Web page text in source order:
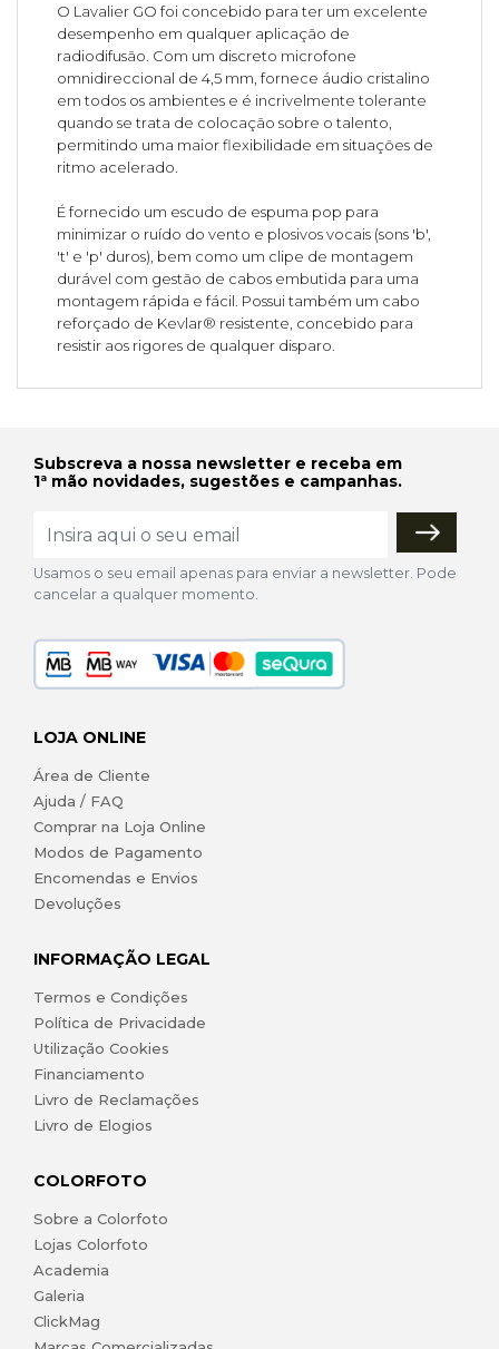
O Lavalier GO foi concebido para ter um excelente
desempenho em qualquer aplicação de
radiodifusão. Com um discreto microfone
omnidireccional de 4,5 mm, fornece áudio cristalino
em todos os ambientes e é incrivelmente tolerante
quando se trata de colocação sobre o talento,
permitindo uma maior flexibilidade em situações de
ritmo acelerado.
É fornecido um escudo de espuma pop para
minimizar o ruído do vento e plosivos vocais (sons 'b',
't' e 'p' duros), bem como um clipe de montagem
durável com gestão de cabos embutida para uma
montagem rápida e fácil. Possui também um cabo
reforçado de Kevlar® resistente, concebido para
resistir aos rigores de qualquer disparo.
Subscreva a nossa newsletter e receba em
1ª mão novidades, sugestões e campanhas.
Usamos o seu email apenas para enviar a newsletter. Pode
cancelar a qualquer momento.
LOJA ONLINE
Área de Cliente
Ajuda / FAQ
Comprar na Loja Online
Modos de Pagamento
Encomendas e Envios
Devoluções
INFORMAÇÃO LEGAL
Termos e Condições
Política de Privacidade
Utilização Cookies
Financiamento
Livro de Reclamações
Livro de Elogios
COLORFOTO
Sobre a Colorfoto
Lojas Colorfoto
Academia
Galeria
ClickMag